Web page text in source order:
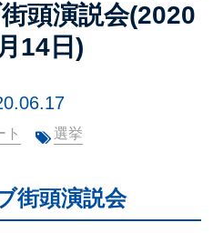
頭演説会(2020
14日)
ト 選挙
街頭演説会